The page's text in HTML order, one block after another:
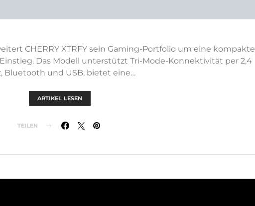
CHERRY XTRFY sein Gaming-Portfolio um eine kompakte
Das Modell unterstützt Tri-Mode-Konnektivität per 2,4
Bluetooth und USB, bietet eine…
ARTIKEL LESEN
TEILEN